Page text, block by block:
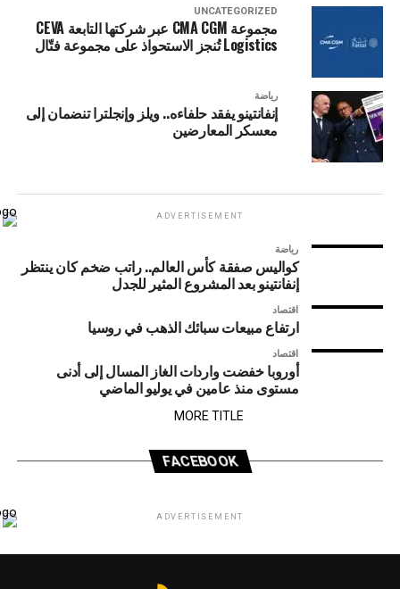
UNCATEGORIZED
مجموعة CMA CGM عبر شركتها التابعة CEVA
Logistics تُنجز الاستحواذ على مجموعة فتّال
رياضة
إنفانتينو يفقد حلفاءه.. ويلز وإنجلترا تنضمان إلى
معسكر المعارضين
ADVERTISEMENT
رياضة
كواليس صفقة كأس العالم.. راتب ضخم كان ينتظر
إنفانتينو بعد المشروع المثير للجدل
اقتصاد
ارتفاع مبيعات سبائك الذهب في روسيا
اقتصاد
أوروبا خفضت واردات الغاز المسال إلى أدنى
مستوى منذ عامين في يوليو الماضي
MORE TITLE
FACEBOOK
ADVERTISEMENT